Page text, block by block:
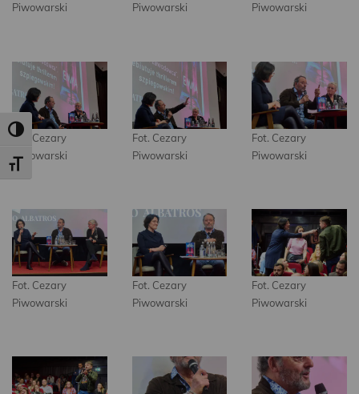
Toggle High Contrast
Toggle Font size
Piwowarski
Piwowarski
Piwowarski
Fot. Cezary
Piwowarski
Fot. Cezary
Piwowarski
Fot. Cezary
Piwowarski
Fot. Cezary
Piwowarski
Fot. Cezary
Piwowarski
Fot. Cezary
Piwowarski